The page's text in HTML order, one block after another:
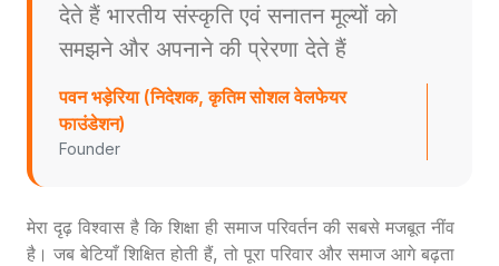
देते हैं भारतीय संस्कृति एवं सनातन मूल्यों को
समझने और अपनाने की प्रेरणा देते हैं
पवन भड़ेरिया (निदेशक, कृतिम सोशल वेलफेयर
फाउंडेशन)
Founder
मेरा दृढ़ विश्वास है कि शिक्षा ही समाज परिवर्तन की सबसे मजबूत नींव
है। जब बेटियाँ शिक्षित होती हैं, तो पूरा परिवार और समाज आगे बढ़ता